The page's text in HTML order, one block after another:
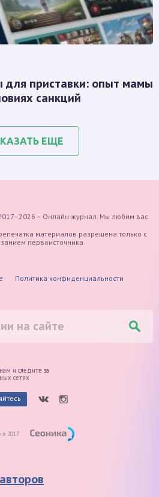
для приставки: опыт мамы
санкций
ЕЩЕ
– Онлайн-журнал. Мы любим вас
материалов разрешена только с
первоисточника
Политика конфиденциальности
и следите за
сетях
в 2017